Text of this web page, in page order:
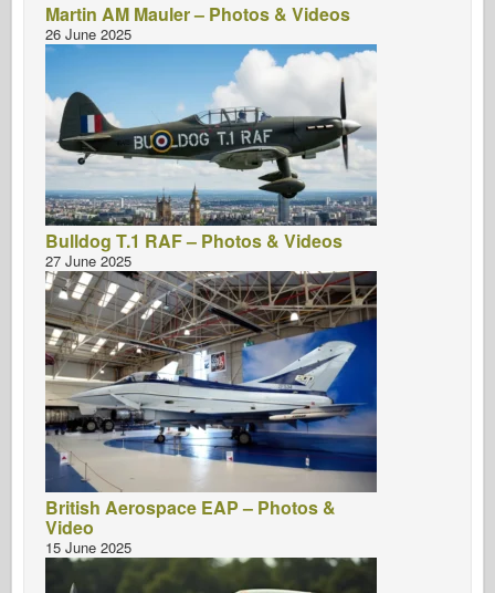
Martin AM Mauler – Photos & Videos
26 June 2025
Bulldog T.1 RAF – Photos & Videos
27 June 2025
British Aerospace EAP – Photos &
Video
15 June 2025